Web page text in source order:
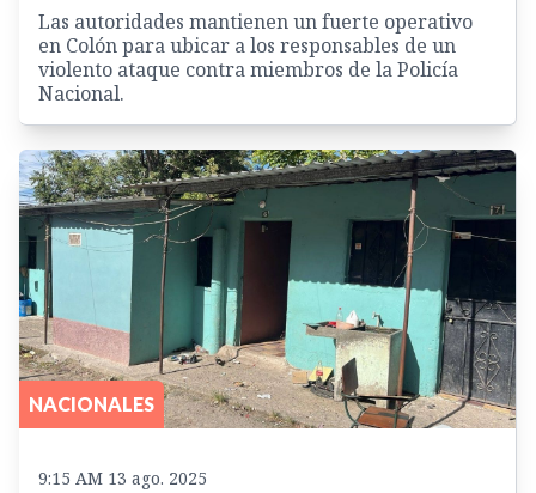
Las autoridades mantienen un fuerte operativo
en Colón para ubicar a los responsables de un
violento ataque contra miembros de la Policía
Nacional.
NACIONALES
9:15 AM 13 ago. 2025